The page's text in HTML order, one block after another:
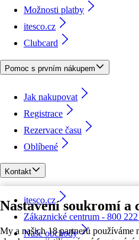
Nastavení soukromí a
My a našich 18 partnerů používáme
Možnosti platby
itesco.cz
Clubcard
Pomoc s prvním nákupem
Jak nakupovat
Registrace
Rezervace času
Oblíbené
Kontakt
itesco.cz
Zákaznické centrum - 800
Naše obchody